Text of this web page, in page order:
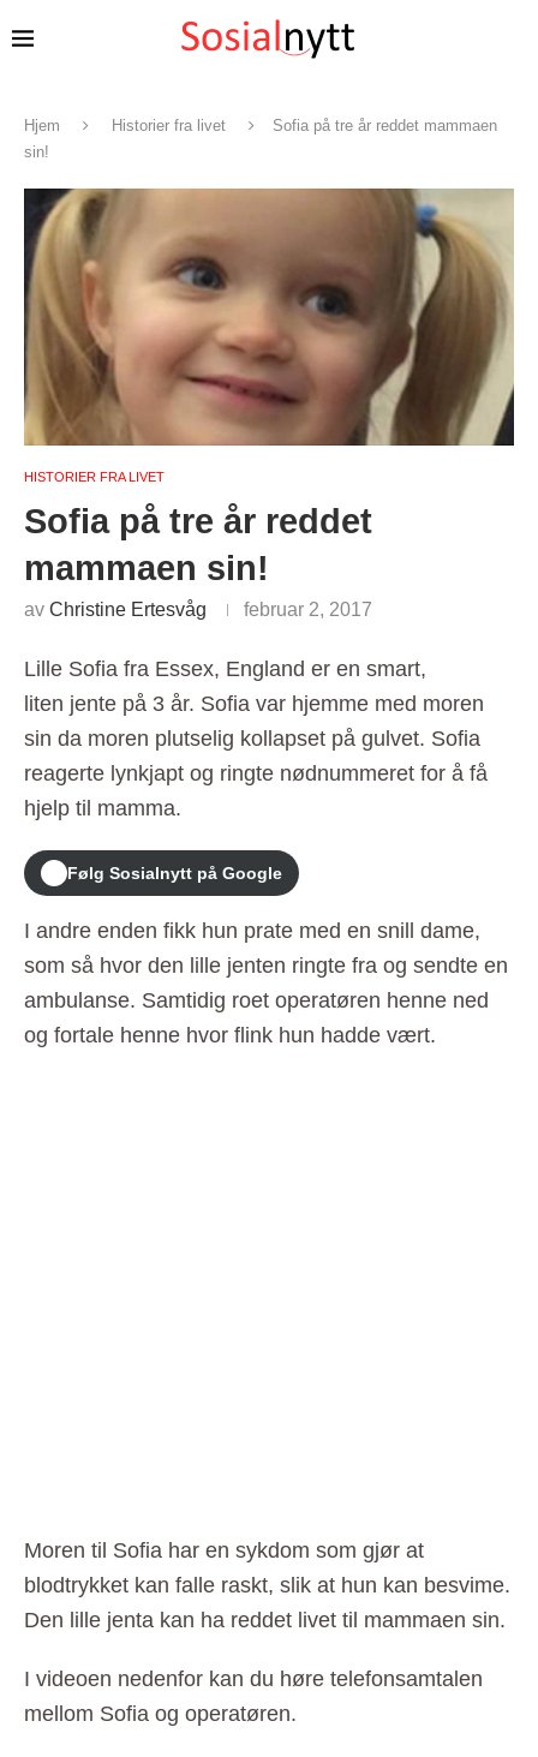
Hjem Historier fra livet
Sofia på tre år reddet mammaen
sin!
HISTORIER FRA LIVET
Sofia på tre år reddet
mammaen sin!
av Christine Ertesvåg februar 2, 2017
Lille Sofia fra Essex, England er en smart,
liten jente på 3 år. Sofia var hjemme med moren
sin da moren plutselig kollapset på gulvet. Sofia
reagerte lynkjapt og ringte nødnummeret for å få
hjelp til mamma.
Følg Sosialnytt på Google
I andre enden fikk hun prate med en snill dame,
som så hvor den lille jenten ringte fra og sendte en
ambulanse. Samtidig roet operatøren henne ned
og fortale henne hvor flink hun hadde vært.
Moren til Sofia har en sykdom som gjør at
blodtrykket kan falle raskt, slik at hun kan besvime.
Den lille jenta kan ha reddet livet til mammaen sin.
I videoen nedenfor kan du høre telefonsamtalen
mellom Sofia og operatøren.